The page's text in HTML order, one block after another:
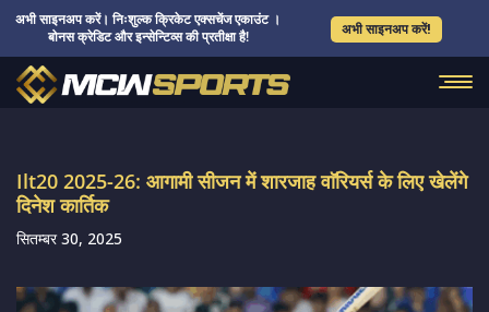
अभी साइनअप करें। निःशुल्क क्रिकेट एक्सचेंज एकाउंट ।
बोनस क्रेडिट और इन्सेन्टिव्स की प्रतीक्षा है!
अभी साइनअप करें!
Ilt20 2025-26: आगामी सीजन में शारजाह वाॅरियर्स के लिए खेलेंगे
दिनेश कार्तिक
सितम्बर 30, 2025